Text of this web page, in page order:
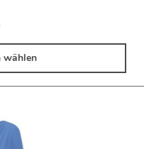
wählen